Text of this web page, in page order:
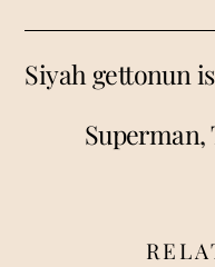
Siyah gettonun
Superman,